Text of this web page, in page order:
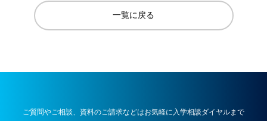
一覧に戻る
ご質問やご相談、資料のご請求などはお気軽に入学相談ダイヤルまで